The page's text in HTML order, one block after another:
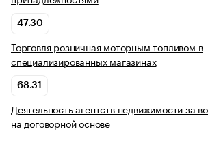
47.30
Торговля розничная моторным топливом в
специализированных магазинах
68.31
Деятельность агентств недвижимости за
на договорной основе